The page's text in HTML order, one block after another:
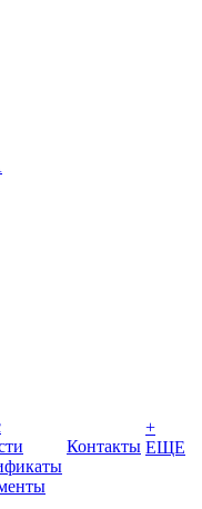
Контакты
+
ЕЩЕ